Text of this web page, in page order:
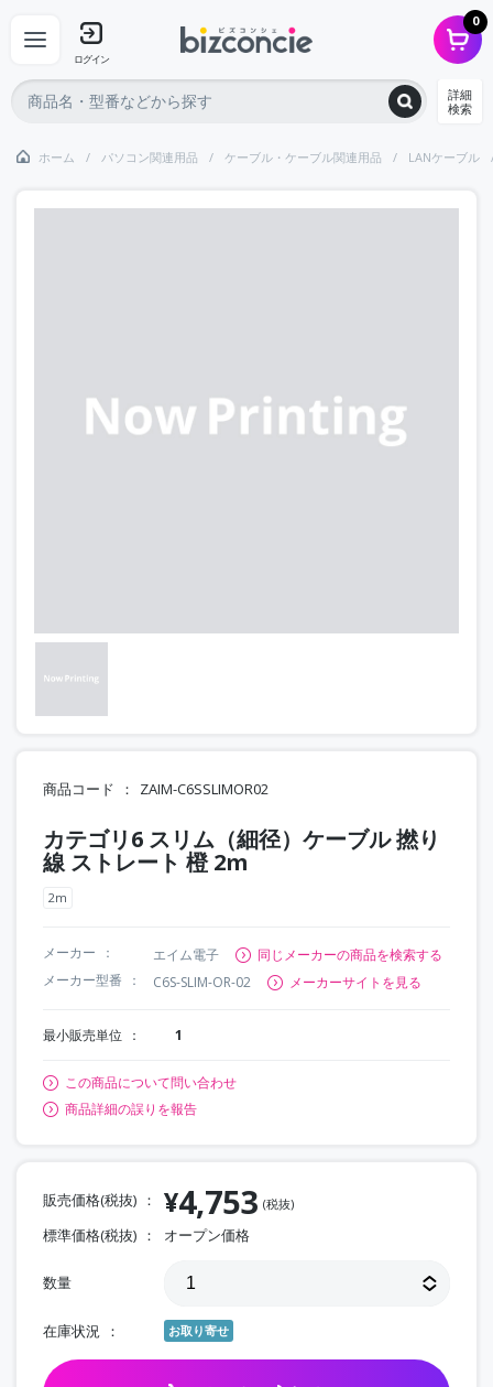
ログイン
0
詳細
検索
ホーム パソコン関連用品 ケーブル・ケーブル関連用品 LANケーブル
商品コード ZAIM-C6SSLIMOR02
カテゴリ6 スリム（細径）ケーブル 撚り
線 ストレート 橙 2m
2m
メーカー エイム電子
同じメーカーの商品を検索する
メーカー型番
C6S-SLIM-OR-02 メーカーサイトを見る
最小販売単位 1
この商品について問い合わせ
商品詳細の誤りを報告
販売価格(税抜) ¥4,753 (税抜)
標準価格(税抜) オープン価格
数量
在庫状況 お取り寄せ